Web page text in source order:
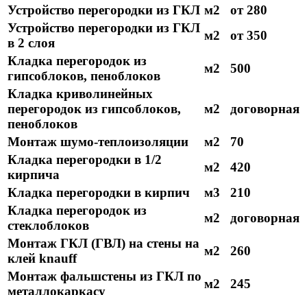
Устройство перегородки из ГКЛ м2
от 280
Устройство перегородки из ГКЛ
в 2 слоя
м2
от 350
Кладка перегородок из
гипсоблоков, пеноблоков
м2
500
Кладка криволинейных
перегородок из гипсоблоков,
пеноблоков
м2 договорная
Монтаж шумо-теплоизоляции м2
70
Кладка перегородки в 1/2
кирпича
м2
420
Кладка перегородки в кирпич
м3
210
Кладка перегородок из
стеклоблоков
м2
договорная
Монтаж ГКЛ (ГВЛ) на стены на
клей knauff
м2
260
Монтаж фальшстены из ГКЛ по
металлокаркасу
м2 245